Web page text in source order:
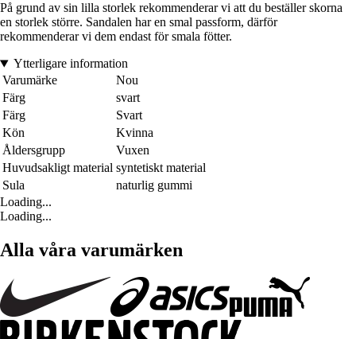
På grund av sin lilla storlek rekommenderar vi att du beställer skorna
en storlek större. Sandalen har en smal passform, därför
rekommenderar vi dem endast för smala fötter.
Ytterligare information
Varumärke
Nou
Färg
svart
Färg
Svart
Kön
Kvinna
Åldersgrupp
Vuxen
Huvudsakligt material syntetiskt material
Sula
naturlig gummi
Loading...
Loading...
Alla våra varumärken